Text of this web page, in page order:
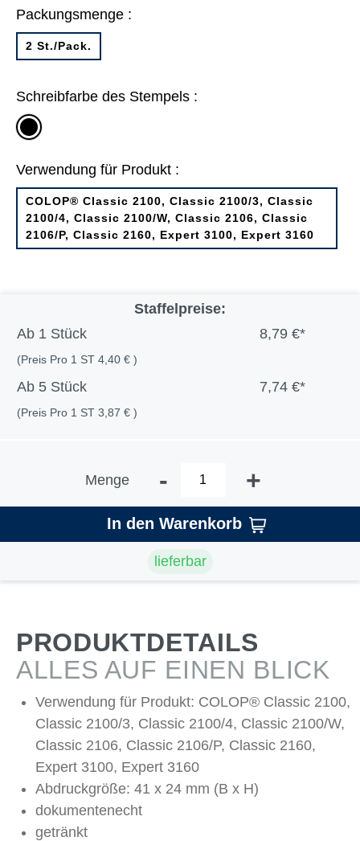
Packungsmenge :
2 St./Pack.
Schreibfarbe des Stempels :
schwarz
Verwendung für Produkt :
COLOP® Classic 2100, Classic 2100/3, Classic
2100/4, Classic 2100/W, Classic 2106, Classic
2106/P, Classic 2160, Expert 3100, Expert 3160
Staffelpreise:
Ab 1 Stück 8,79 €*
(Preis Pro 1 ST 4,40 € )
Ab 5 Stück 7,74 €*
(Preis Pro 1 ST 3,87 € )
Menge - +
In den Warenkorb
lieferbar
PRODUKTDETAILS
ALLES AUF EINEN BLICK
Verwendung für Produkt: COLOP® Classic 2100,
Classic 2100/3, Classic 2100/4, Classic 2100/W,
Classic 2106, Classic 2106/P, Classic 2160,
Expert 3100, Expert 3160
Abdruckgröße: 41 x 24 mm (B x H)
dokumentenecht
getränkt